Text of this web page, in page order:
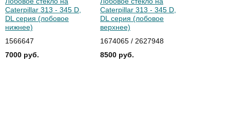
Caterpillar 313 - 345 D,
DL серия (лобовое
нижнее)
1566647
7000 руб.
Caterpillar 313 - 345 D,
DL серия (лобовое
верхнее)
1674065 / 2627948
8500 руб.